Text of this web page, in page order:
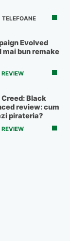
TELEFOANE
Evolved
mai bun remake
REVIEW
Creed: Black
review: cum
pirateria?
REVIEW